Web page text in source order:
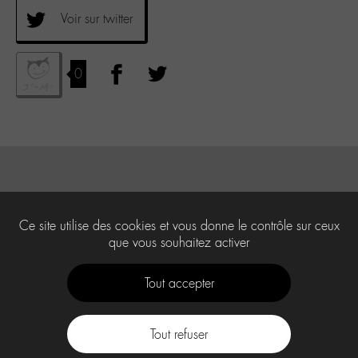
Voir sur twitter
0
Ce site utilise des cookies et vous donne le contrôle sur ceux
que vous souhaitez activer
Tout accepter
Tout refuser